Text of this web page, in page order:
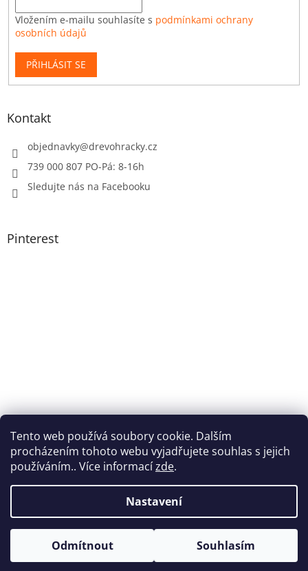
Tento web používá soubory cookie. Dalším
procházením tohoto webu vyjadřujete souhlas s jejich
používáním.. Více informacízde.
Nastavení
Odmítnout Souhlasím
Vložením e-mailu souhlasíte s podmínkami ochrany
osobních údajů
PŘIHLÁSIT SE
Kontakt
objednavky@drevohracky.cz
739 000 807 PO-Pá: 8-16h
Sledujte nás na Facebooku
Pinterest
Vytvořil Shoptet
Copyright 2026Nabytek-vencl.cz . Všechna práva vyhrazena.